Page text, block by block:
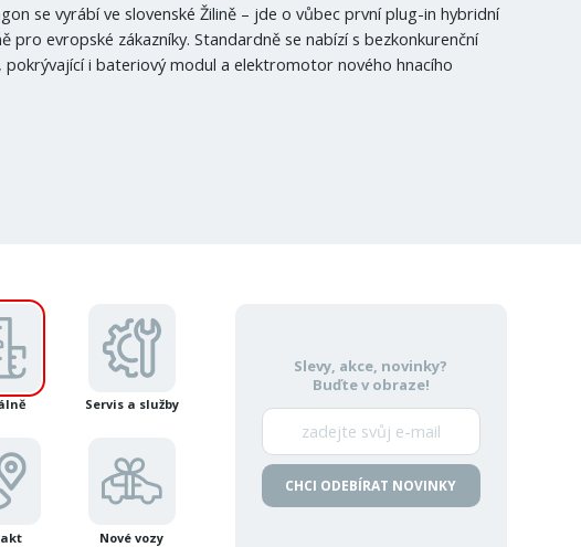
se vyrábí ve slovenské Žilině – jde o vůbec první plug-in hybridní
evropské zákazníky. Standardně se nabízí s bezkonkurenční
i bateriový modul a elektromotor nového hnacího
Servis a služby
Nové vozy
Slevy, akce, novinky?
Buďte v obraze!
CHCI ODEBÍRAT NOVINKY